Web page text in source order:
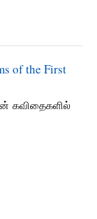
of the First
கவிதைகளில்